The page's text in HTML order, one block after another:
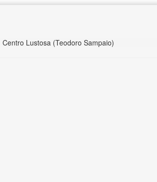
Centro Lustosa (Teodoro Sampaio)